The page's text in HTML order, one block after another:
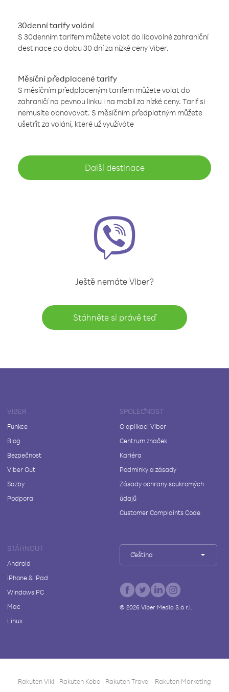
30denní tarify volání
S 30denním tarifem můžete volat do libovolné zahraniční
destinace po dobu 30 dní za nízké ceny Viber.
Měsíční předplacené tarify
S měsíčním předplaceným tarifem můžete volat do
zahraničí na pevnou linku i na mobil za nízké ceny. Tarif si
nemusíte obnovovat. S měsíčním předplatným můžete
ušetřit za volání, které už využíváte
Další destinace
Ještě nemáte Viber?
Stáhněte si právě teď
VIBER
Funkce
Blog
Bezpečnost
Viber Out
Sazby
Podpora
SPOLEČNOST
O aplikaci Viber
Centrum značek
Kariéra
Podmínky a zásady
Zásady ochrany soukromých
údajů
Customer Complaints Code
STÁHNOUT
Android
iPhone & iPad
Windows PC
Mac
Linux
Čeština
© 2026Viber Media S.à r.l.
Rakuten Viki Rakuten Kobo Rakuten Travel Rakuten Marketing